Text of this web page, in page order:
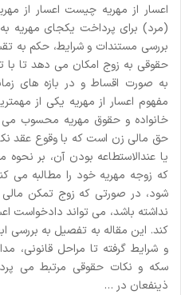
اعسار از مهریه چیست اعسار از
(مرد) برای پرداخت یکجای مهریه
بررسی مستندات و شرایط، حکم به
حقوقی به زوج امکان می دهد تا با
به صورت اقساط و در بازه های
مفهوم اعسار از مهریه یکی از
خانواده و حقوق مهریه محسوب می
حق مالی زن است که با وقوع عقد
یا عندالاستطاعه بودن آن، بر نحوه
که زوجه مهریه خود را مطالبه
شود، در صورتی که زوج تمکن مالی
نداشته باشد، می تواند دادخواست
کند. این مقاله به تفصیل به بررسی
سکه و نکات حقوقی مرتبط می
ذینفعان در …